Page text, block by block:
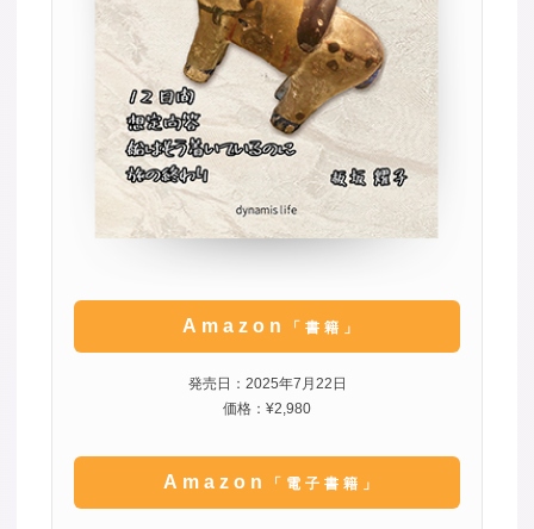
Amazon 「書籍」
発売日：2025年7月22日
価格：¥2,980
Amazon 「電子書籍」